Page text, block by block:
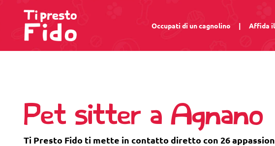
Occupati di un cagnolino | Affida
Pet sitter a Agnano
Ti Presto Fido ti mette in contatto diretto con 26